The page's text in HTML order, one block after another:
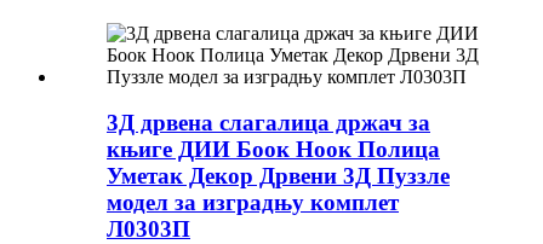
3Д дрвена слагалица држач за
књиге ДИИ Боок Ноок Полица
Уметак Декор Дрвени 3Д Пуззле
модел за изградњу комплет
Л0303П